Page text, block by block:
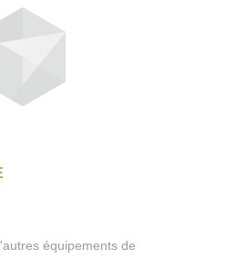
équipements de